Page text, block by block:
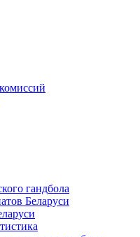
гандбола
Беларуси